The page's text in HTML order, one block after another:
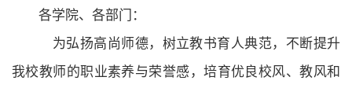
各学院、各部门：
为弘扬高尚师德，树立教书育人典范，不断提升
我校教师的职业素养与荣誉感，培育优良校风、教风和